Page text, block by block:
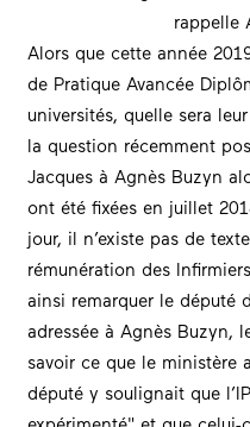
rappelle
Alors que cette année
de Pratique Avancée
universités, quelle sera
la question récemment
Jacquesà Agnès Buzyn
ont été fixées en juillet
jour, il n’existe pas de
rémunération des
ainsi remarquer le député
adressée à Agnès Buzyn,
savoir ce que le ministère
député y soulignait que